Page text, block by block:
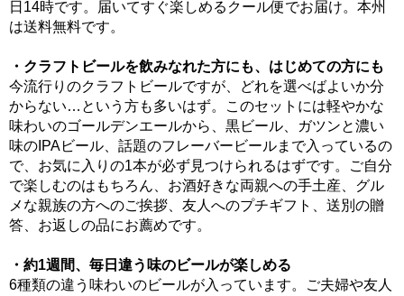
日14時です。届いてすぐ楽しめるクール便でお届け。本州
は送料無料です。
・クラフトビールを飲みなれた方にも、はじめての方にも
今流行りのクラフトビールですが、どれを選べばよいか分
からない…という方も多いはず。このセットには軽やかな
味わいのゴールデンエールから、黒ビール、ガツンと濃い
味のIPAビール、話題のフレーバービールまで入っているの
で、お気に入りの1本が必ず見つけられるはずです。ご自分
で楽しむのはもちろん、お酒好きな両親への手土産、グル
メな親族の方へのご挨拶、友人へのプチギフト、送別の贈
答、お返しの品にお薦めです。
・約1週間、毎日違う味のビールが楽しめる
6種類の違う味わいのビールが入っています。ご夫婦や友人